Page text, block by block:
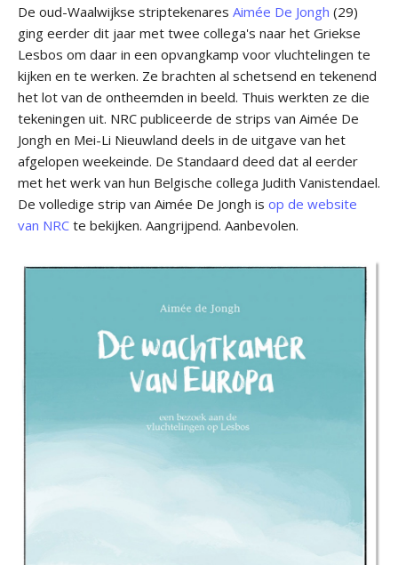
De oud-Waalwijkse striptekenares Aimée De Jongh (29)
ging eerder dit jaar met twee collega's naar het Griekse
Lesbos om daar in een opvangkamp voor vluchtelingen te
kijken en te werken. Ze brachten al schetsend en tekenend
het lot van de ontheemden in beeld. Thuis werkten ze die
tekeningen uit. NRC publiceerde de strips van Aimée De
Jongh en Mei-Li Nieuwland deels in de uitgave van het
afgelopen weekeinde. De Standaard deed dat al eerder
met het werk van hun Belgische collega Judith Vanistendael.
De volledige strip van Aimée De Jongh is op de website
van NRC te bekijken. Aangrijpend. Aanbevolen.